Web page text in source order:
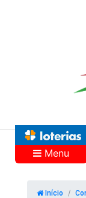
Menu
Início